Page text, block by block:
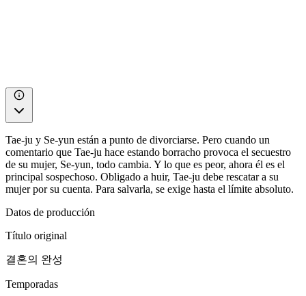
Tae-ju y Se-yun están a punto de divorciarse. Pero cuando un
comentario que Tae-ju hace estando borracho provoca el secuestro
de su mujer, Se-yun, todo cambia. Y lo que es peor, ahora él es el
principal sospechoso. Obligado a huir, Tae-ju debe rescatar a su
mujer por su cuenta. Para salvarla, se exige hasta el límite absoluto.
Datos de producción
Título original
결혼의 완성
Temporadas